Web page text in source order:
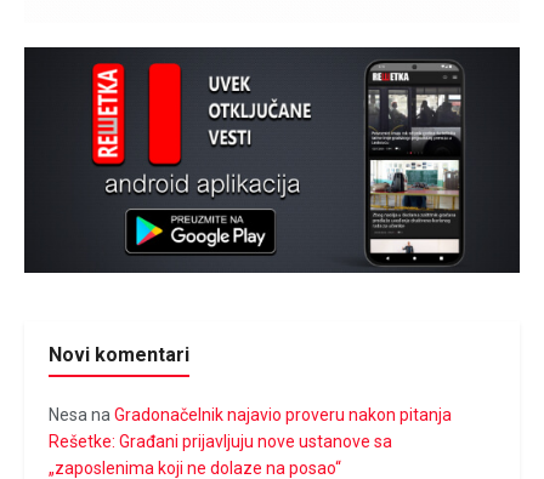
Novi komentari
Nesa na Gradonačelnik najavio proveru nakon pitanja
Rešetke: Građani prijavljuju nove ustanove sa
„zaposlenima koji ne dolaze na posao“